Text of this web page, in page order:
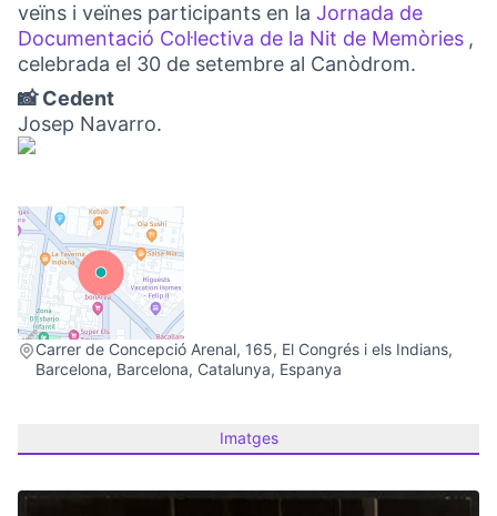
veïns i veïnes participants en la Jornada de
Documentació Col·lectiva de la Nit de Memòries ,
celebrada el 30 de setembre al Canòdrom.
📸 Cedent
Josep Navarro.
Carrer de Concepció Arenal, 165, El Congrés i els Indians,
Barcelona, Barcelona, Catalunya, Espanya
(Link externo)
Imatges